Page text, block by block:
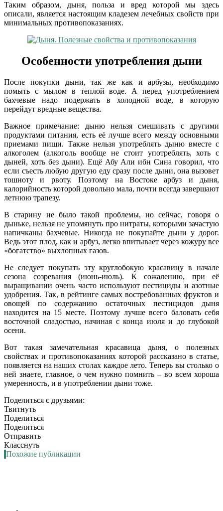
Таким образом, дыня, польза и вред которой мы здесь
описали, является настоящим кладезем лечебных свойств при
минимальных противопоказаниях.
Особенности употребления дыни
После покупки дыни, так же как и арбузы, необходимо
помыть с мылом в теплой воде. А перед употреблением
бахчевые надо подержать в холодной воде, в которую
перейдут вредные вещества.
Важное примечание: дыню нельзя смешивать с другими
продуктами питания, есть её лучше всего между основными
приемами пищи. Также нельзя употреблять дыню вместе с
алкоголем (алкоголь вообще не стоит употреблять, хоть с
дыней, хоть без дыни). Ещё Абу Али ибн Сина говорил, что
если съесть любую другую еду сразу после дыни, она вызовет
тошноту и рвоту. Поэтому на Востоке арбуз и дыня,
калорийность которой довольно мала, почти всегда завершают
летнюю трапезу.
В старину не было такой проблемы, но сейчас, говоря о
дыньке, нельзя не упомянуть про нитраты, которыми зачастую
напичканы бахчевые. Никогда не покупайте дыни у дорог.
Ведь этот плод, как и арбуз, легко впитывает через кожуру все
«богатство» выхлопных газов.
Не следует покупать эту круглобокую красавицу в начале
сезона созревания (июнь-июль). К сожалению, при её
выращивании очень часто используют пестициды и азотные
удобрения. Так, в рейтинге самых востребованных фруктов и
овощей по содержанию остаточных пестицидов дыня
находится на 15 месте. Поэтому лучше всего баловать себя
восточной сладостью, начиная с конца июля и до глубокой
осени.
Вот такая замечательная красавица дыня, о полезных
свойствах и противопоказаниях которой рассказано в статье,
появляется на наших столах каждое лето. Теперь вы столько о
ней знаете, главное, о чем нужно помнить – во всем хороша
умеренность, и в употреблении дыни тоже.
Поделиться с друзьями:
Твитнуть
Поделиться
Поделиться
Отправить
Класснуть
Похожие публикации